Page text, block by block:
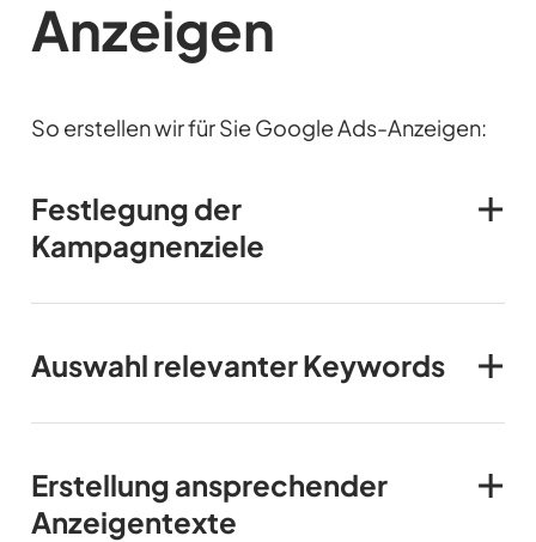
Anzeigen
So erstellen wir für Sie Google Ads-Anzeigen:
Festlegung der
Kampagnenziele
Auswahl relevanter Keywords
Erstellung ansprechender
Anzeigentexte